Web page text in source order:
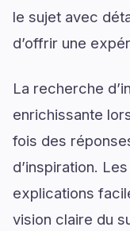
le sujet avec
d’offrir une
La recherche
enrichissante
fois des
d’inspiration.
explications
vision claire du